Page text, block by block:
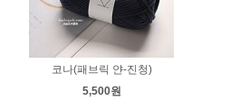
코나(패브릭 얀-진청)
5,500원